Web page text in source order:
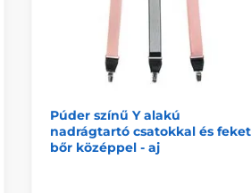
Púder színű Y alakú
nadrágtartó csatokkal és
bőr középpel - aj